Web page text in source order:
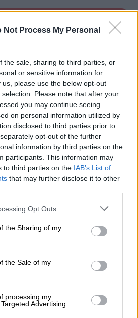
Not Process My Personal
the sale, sharing to third parties, or
or sensitive information for
please use the below opt-out
Please note that after your
you may continue seeing
on personal information utilized by
disclosed to third parties prior to
opt-out of the further
information by third parties on the
participants. This information may
to third parties on the IAB’s List of
that may further disclose it to other
Opt Outs
the Sharing of my
the Sale of my
processing my
Advertising.
2024
y la brecha digital
ello es el Informe presentado
y personas vulnerables".
2024
en una
crispada
las noticias sobre los casos
y las polémicas y
expresadas por
políticos y algunos
ha...
(II)
de ser activos en una
está siendo más
desde el punto de vista
avances. Un ejemplo
y su papel en
(I)